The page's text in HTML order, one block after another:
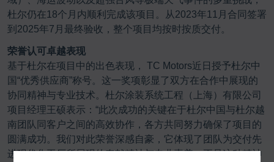
杜尔仍在18个月内顺利完成该项目。从2023年11月合同签署
到2025年7月最终验收，整个项目均按时按质交付。
荣誉认可卓越表现
基于杜尔在项目中的出色表现， TC Motors近日授予杜尔中
国“优秀供应商”称号。这一奖项彰显了双方在合作中展现的
协同精神与专业技术。杜尔涂装系统工程（上海）有限公司
项目经理王硕表示：“此次成功的关键在于杜尔中国与杜尔越
南团队同客户之间的高效协作，各方共同努力确保了项目的
圆满成功。我们对此荣誉深感自豪，它体现了团队为交付先
进现代化工厂所展现的奉献精神与专业素养，正是这种精神